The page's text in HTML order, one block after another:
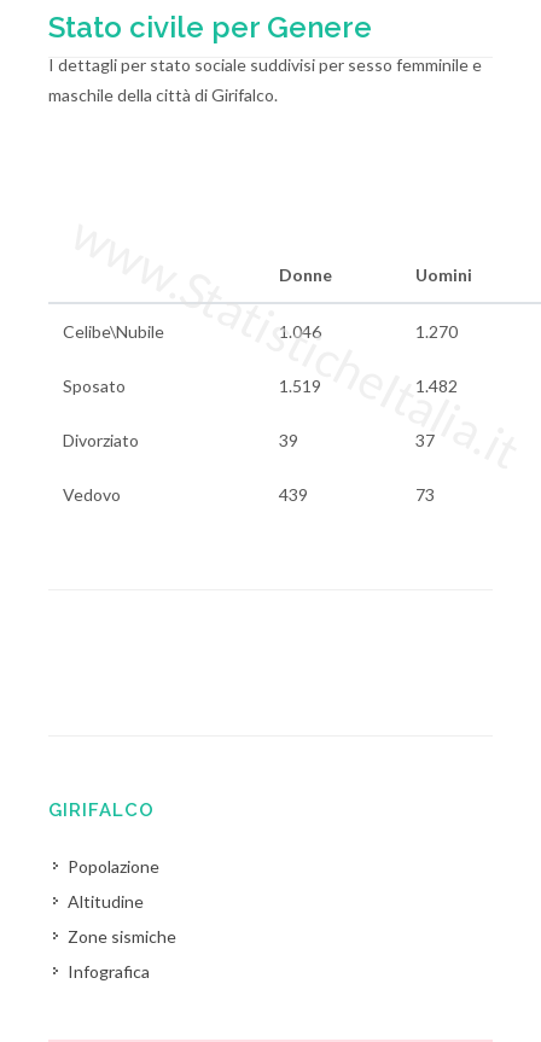
Stato civile per Genere
I dettagli per stato sociale suddivisi per sesso femminile e
maschile della città di Girifalco.
Donne Uomini
Celibe\Nubile 1.046 1.270
Sposato 1.519 1.482
Divorziato 39 37
Vedovo 439 73
www.StatisticheItalia.it
GIRIFALCO
Popolazione
Altitudine
Zone sismiche
Infografica